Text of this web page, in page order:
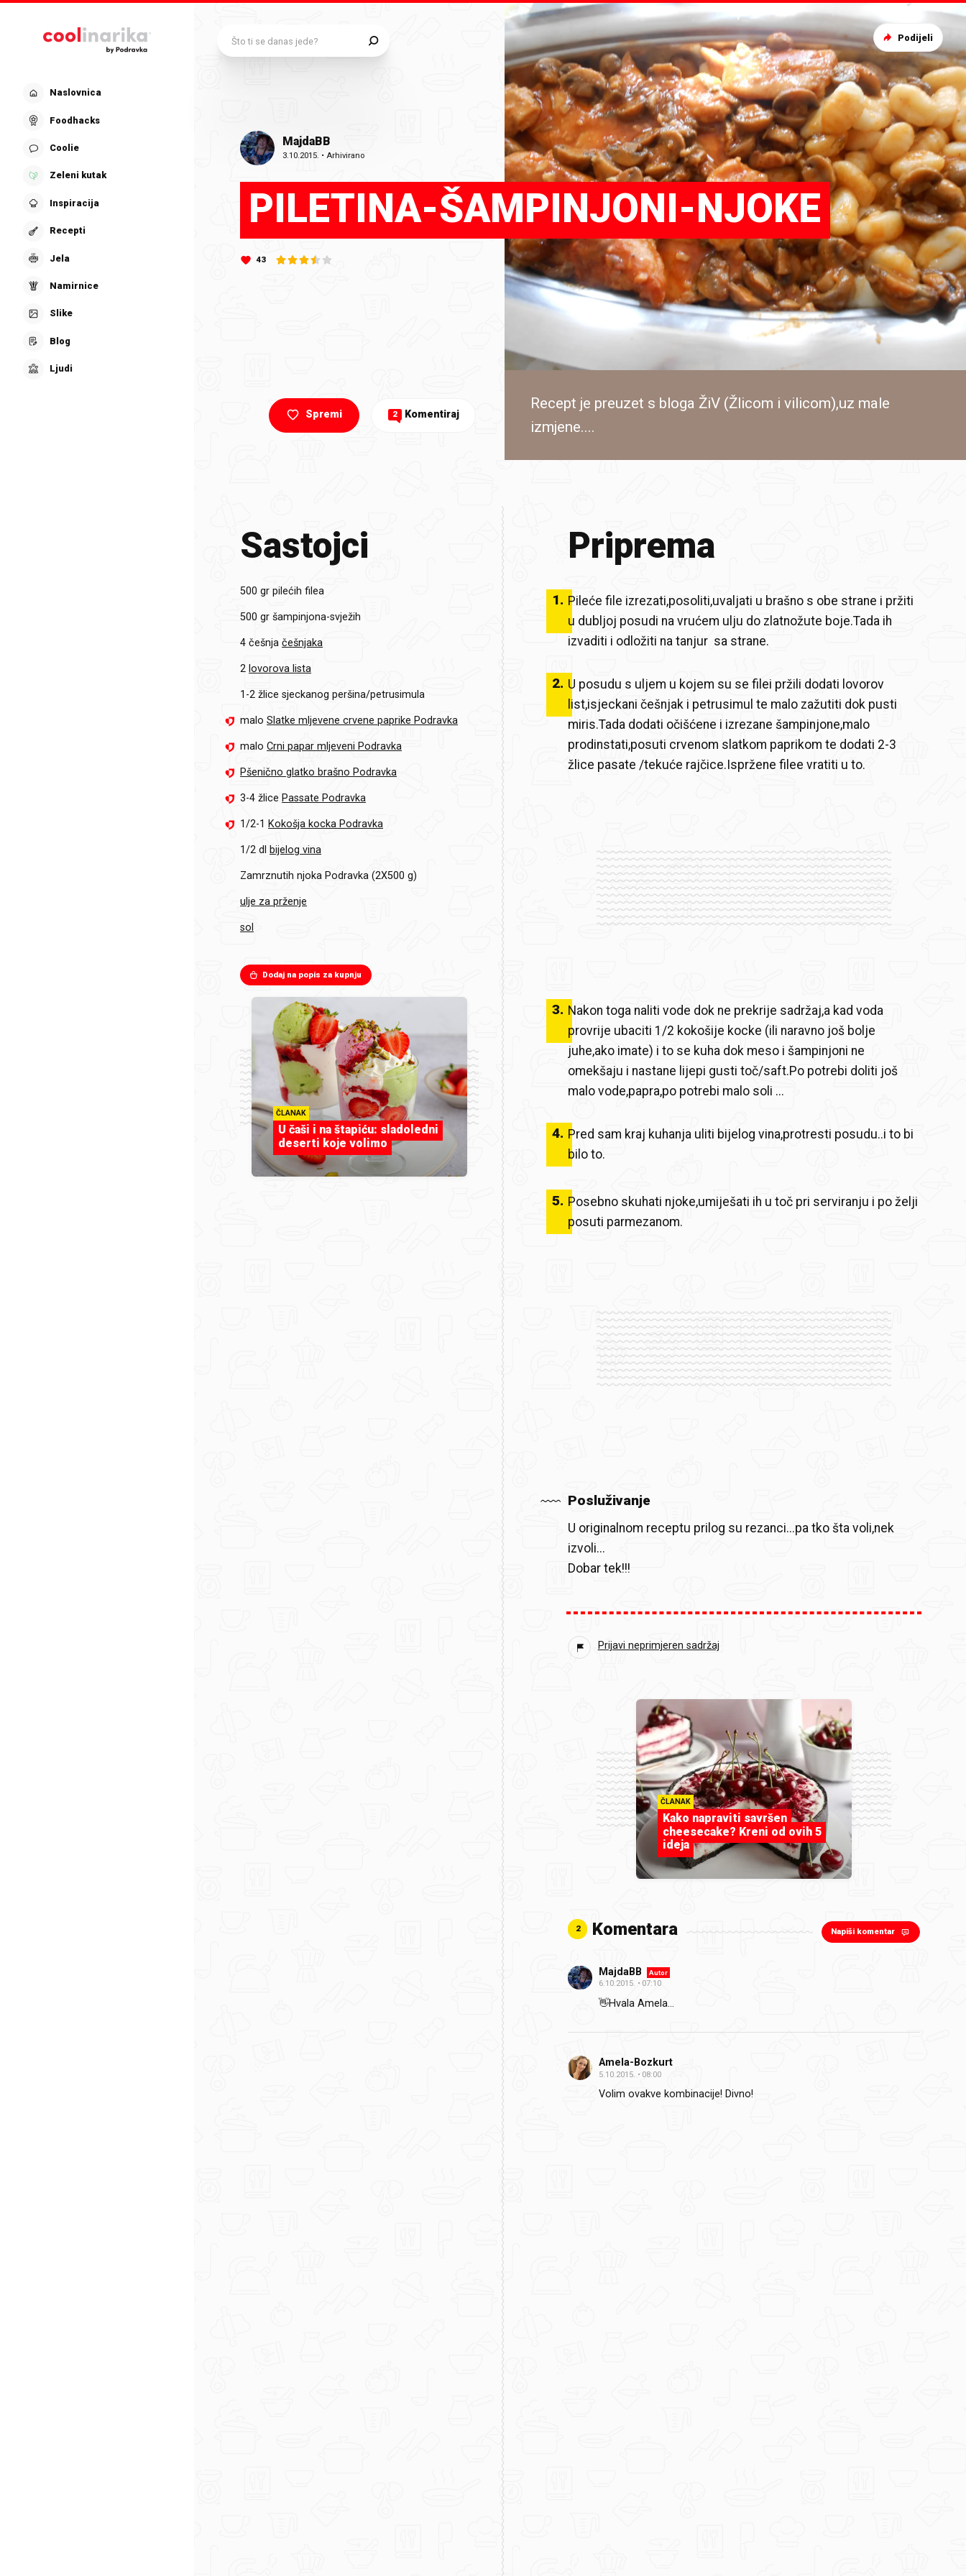
Naslovnica
Foodhacks
Coolie
Zeleni kutak
Inspiracija
Recepti
Jela
Namirnice
Slike
Blog
Ljudi
MajdaBB
3.10.2015. •Arhivirano
PILETINA-ŠAMPINJONI-NJOKE
43
Recept je preuzet s bloga ŽiV (Žlicom i vilicom),uz male
izmjene....
Spremi 2 Komentiraj
Podijeli
Sastojci
500 gr pilećih filea
500 gr šampinjona-svježih
4 češnja češnjaka
2 lovorova lista
1-2 žlice sjeckanog peršina/petrusimula
malo Slatke mljevene crvene paprike Podravka
malo Crni papar mljeveni Podravka
Pšenično glatko brašno Podravka
3-4 žlice Passate Podravka
1/2-1 Kokošja kocka Podravka
1/2 dl bijelog vina
Zamrznutih njoka Podravka (2X500 g)
ulje za prženje
sol
Dodaj na popis za kupnju
ČLANAK
U čaši i na štapiću: sladoledni
deserti koje volimo
Priprema
1. Pileće file izrezati,posoliti,uvaljati u brašno s obe strane i pržiti
u dubljoj posudi na vrućem ulju do zlatnožute boje.Tada ih
izvaditi i odložiti na tanjur sa strane.
2. U posudu s uljem u kojem su se filei pržili dodati lovorov
list,isjeckani češnjak i petrusimul te malo zažutiti dok pusti
miris.Tada dodati očišćene i izrezane šampinjone,malo
prodinstati,posuti crvenom slatkom paprikom te dodati 2-3
žlice pasate /tekuće rajčice.Ispržene filee vratiti u to.
3. Nakon toga naliti vode dok ne prekrije sadržaj,a kad voda
provrije ubaciti 1/2 kokošije kocke (ili naravno još bolje
juhe,ako imate) i to se kuha dok meso i šampinjoni ne
omekšaju i nastane lijepi gusti toč/saft.Po potrebi doliti još
malo vode,papra,po potrebi malo soli ...
4. Pred sam kraj kuhanja uliti bijelog vina,protresti posudu..i to bi
bilo to.
5. Posebno skuhati njoke,umiješati ih u toč pri serviranju i po želji
posuti parmezanom.
Posluživanje
U originalnom receptu prilog su rezanci...pa tko šta voli,nek
izvoli...
Dobar tek!!!
Prijavi neprimjeren sadržaj
ČLANAK
Kako napraviti savršen
cheesecake? Kreni od ovih 5
ideja
2 Komentara Napiši komentar
MajdaBB Autor
6.10.2015. 07:10
👋Hvala Amela...
Amela-Bozkurt
5.10.2015. 08:00
Volim ovakve kombinacije! Divno!
Što ti se danas jede?